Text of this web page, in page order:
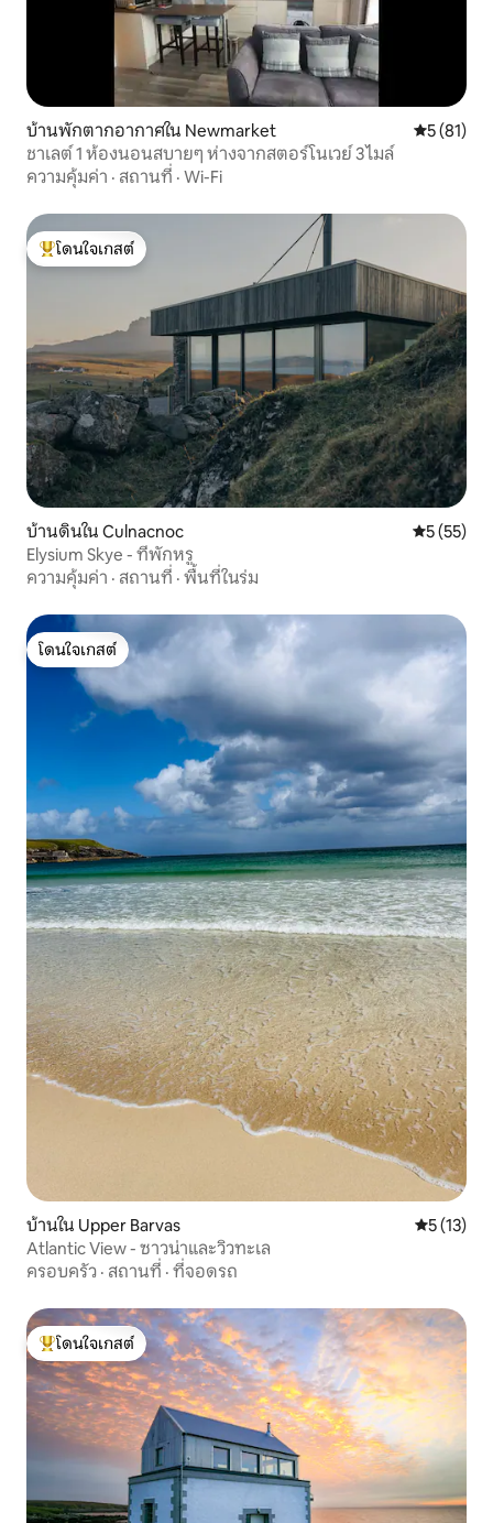
บ้านพักตากอากาศใน Newmarket คะแนนเฉลี่
5 (81)
ชาเลต์ 1 ห้องนอนสบายๆ ห่างจากสตอร์โนเวย์ 3 ไมล์
ความคุ้มค่า · สถานที่ · Wi-Fi
โดนใจเกสต์ที่สุด
โดนใจเกสต์
บ้านดินใน Culnacnoc คะแนนเฉลี่
5 (55)
Elysium Skye - ที่พักหรู
ความคุ้มค่า · สถานที่ · พื้นที่ในร่ม
โดนใจเกสต์
โดนใจเกสต์
บ้านใน Upper Barvas คะแนนเฉลี่
5 (13)
Atlantic View - ซาวน่าและวิวทะเล
ครอบครัว · สถานที่ · ที่จอดรถ
โดนใจเกสต์ที่สุด
โดนใจเกสต์